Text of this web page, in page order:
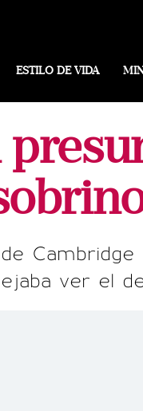
ESTILO DE VIDA
ver el